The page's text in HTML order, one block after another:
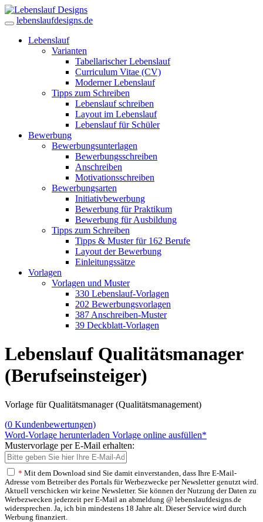
lebenslaufdesigns.de
Lebenslauf
Varianten
Tabellarischer Lebenslauf
Curriculum Vitae (CV)
Moderner Lebenslauf
Tipps zum Schreiben
Lebenslauf schreiben
Layout im Lebenslauf
Lebenslauf für Schüler
Bewerbung
Bewerbungsunterlagen
Bewerbungsschreiben
Anschreiben
Motivationsschreiben
Bewerbungsarten
Initiativbewerbung
Bewerbung für Praktikum
Bewerbung für Ausbildung
Tipps zum Schreiben
Tipps & Muster für 162 Berufe
Layout der Bewerbung
Einleitungssätze
Vorlagen
Vorlagen und Muster
330 Lebenslauf-Vorlagen
202 Bewerbungsvorlagen
387 Anschreiben-Muster
39 Deckblatt-Vorlagen
Lebenslauf Qualitätsmanager
(Berufseinsteiger)
Vorlage für Qualitätsmanager (Qualitätsmanagement)
(0 Kundenbewertungen)
Word-Vorlage herunterladen Vorlage online ausfüllen*
Mustervorlage per E-Mail erhalten:
* Mit dem Download sind Sie damit einverstanden, dass Ihre E-Mail-
Adresse vom Betreiber des Portals für Werbezwecke per Newsletter genutzt wird.
Aktuell verschicken wir keine Newsletter. Sie können der Nutzung der Daten zu
Werbezwecken jederzeit per E-Mail an abmeldung @ lebenslaufdesigns.de
widersprechen. Ja, ich bin mindestens 18 Jahre alt. Dieser Service wird durch
Werbung finanziert.